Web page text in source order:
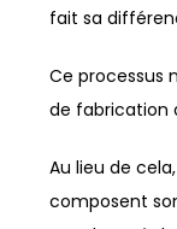
fait sa
Ce processus
de fabrication
Au lieu de
composent